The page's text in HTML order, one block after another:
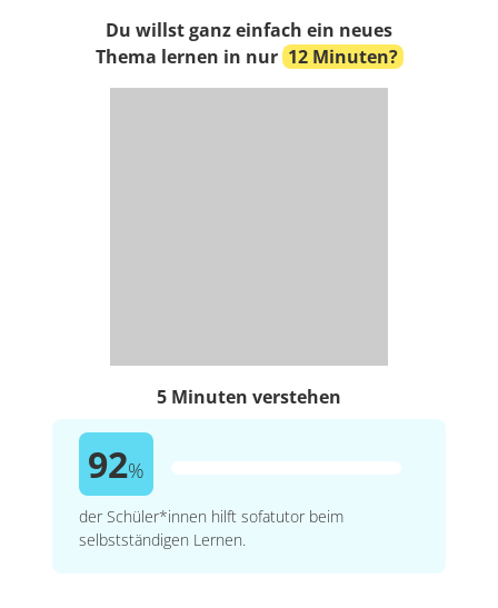
Du willst ganz einfach ein neues
Thema lernen in nur 12 Minuten?
5 Minuten verstehen
92%
der Schüler*innen hilft sofatutor beim
selbstständigen Lernen.